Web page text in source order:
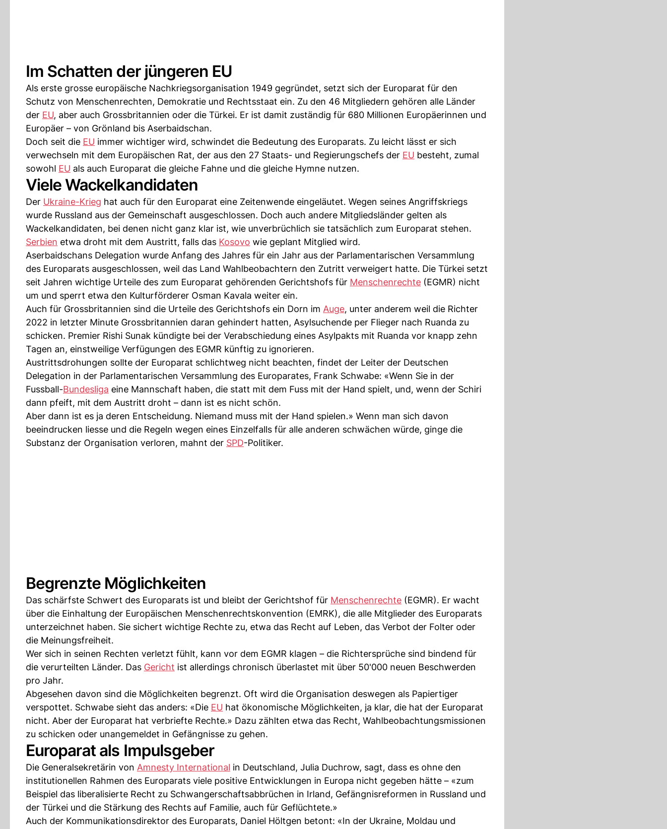
Im Schatten der jüngeren EU
Als erste grosse europäische Nachkriegsorganisation 1949 gegründet, setzt sich der Europarat für den
Schutz von Menschenrechten, Demokratie und Rechtsstaat ein. Zu den 46 Mitgliedern gehören alle Länder
der EU, aber auch Grossbritannien oder die Türkei. Er ist damit zuständig für 680 Millionen Europäerinnen und
Europäer – von Grönland bis Aserbaidschan.
Doch seit die EU immer wichtiger wird, schwindet die Bedeutung des Europarats. Zu leicht lässt er sich
verwechseln mit dem Europäischen Rat, der aus den 27 Staats- und Regierungschefs der EU besteht, zumal
sowohl EU als auch Europarat die gleiche Fahne und die gleiche Hymne nutzen.
Viele Wackelkandidaten
Der Ukraine-Krieg hat auch für den Europarat eine Zeitenwende eingeläutet. Wegen seines Angriffskriegs
wurde Russland aus der Gemeinschaft ausgeschlossen. Doch auch andere Mitgliedsländer gelten als
Wackelkandidaten, bei denen nicht ganz klar ist, wie unverbrüchlich sie tatsächlich zum Europarat stehen.
Serbien etwa droht mit dem Austritt, falls das Kosovo wie geplant Mitglied wird.
Aserbaidschans Delegation wurde Anfang des Jahres für ein Jahr aus der Parlamentarischen Versammlung
des Europarats ausgeschlossen, weil das Land Wahlbeobachtern den Zutritt verweigert hatte. Die Türkei setzt
seit Jahren wichtige Urteile des zum Europarat gehörenden Gerichtshofs für Menschenrechte (EGMR) nicht
um und sperrt etwa den Kulturförderer Osman Kavala weiter ein.
Auch für Grossbritannien sind die Urteile des Gerichtshofs ein Dorn im Auge, unter anderem weil die Richter
2022 in letzter Minute Grossbritannien daran gehindert hatten, Asylsuchende per Flieger nach Ruanda zu
schicken. Premier Rishi Sunak kündigte bei der Verabschiedung eines Asylpakts mit Ruanda vor knapp zehn
Tagen an, einstweilige Verfügungen des EGMR künftig zu ignorieren.
Austrittsdrohungen sollte der Europarat schlichtweg nicht beachten, findet der Leiter der Deutschen
Delegation in der Parlamentarischen Versammlung des Europarates, Frank Schwabe: «Wenn Sie in der
Fussball-Bundesliga eine Mannschaft haben, die statt mit dem Fuss mit der Hand spielt, und, wenn der Schiri
dann pfeift, mit dem Austritt droht – dann ist es nicht schön.
Aber dann ist es ja deren Entscheidung. Niemand muss mit der Hand spielen.» Wenn man sich davon
beeindrucken liesse und die Regeln wegen eines Einzelfalls für alle anderen schwächen würde, ginge die
Substanz der Organisation verloren, mahnt der SPD-Politiker.
Begrenzte Möglichkeiten
Das schärfste Schwert des Europarats ist und bleibt der Gerichtshof für Menschenrechte (EGMR). Er wacht
über die Einhaltung der Europäischen Menschenrechtskonvention (EMRK), die alle Mitglieder des Europarats
unterzeichnet haben. Sie sichert wichtige Rechte zu, etwa das Recht auf Leben, das Verbot der Folter oder
die Meinungsfreiheit.
Wer sich in seinen Rechten verletzt fühlt, kann vor dem EGMR klagen – die Richtersprüche sind bindend für
die verurteilten Länder. Das Gericht ist allerdings chronisch überlastet mit über 50'000 neuen Beschwerden
pro Jahr.
Abgesehen davon sind die Möglichkeiten begrenzt. Oft wird die Organisation deswegen als Papiertiger
verspottet. Schwabe sieht das anders: «Die EU hat ökonomische Möglichkeiten, ja klar, die hat der Europarat
nicht. Aber der Europarat hat verbriefte Rechte.» Dazu zählten etwa das Recht, Wahlbeobachtungsmissionen
zu schicken oder unangemeldet in Gefängnisse zu gehen.
Europarat als Impulsgeber
Die Generalsekretärin von Amnesty International in Deutschland, Julia Duchrow, sagt, dass es ohne den
institutionellen Rahmen des Europarats viele positive Entwicklungen in Europa nicht gegeben hätte – «zum
Beispiel das liberalisierte Recht zu Schwangerschaftsabbrüchen in Irland, Gefängnisreformen in Russland und
der Türkei und die Stärkung des Rechts auf Familie, auch für Geflüchtete.»
Auch der Kommunikationsdirektor des Europarats, Daniel Höltgen betont: «In der Ukraine, Moldau und